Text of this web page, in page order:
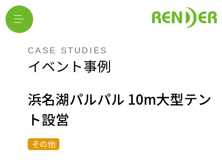
CASE STUDIES
イベント事例
浜名湖パルパル 10m大型テン
ト設営
その他